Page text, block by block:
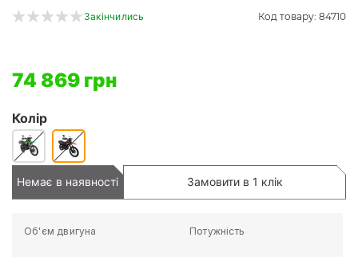
Закінчились Код товару: 84710
74 869 грн
Колір
Немає в наявності Замовити в 1 клік
Об'єм двигуна Потужність